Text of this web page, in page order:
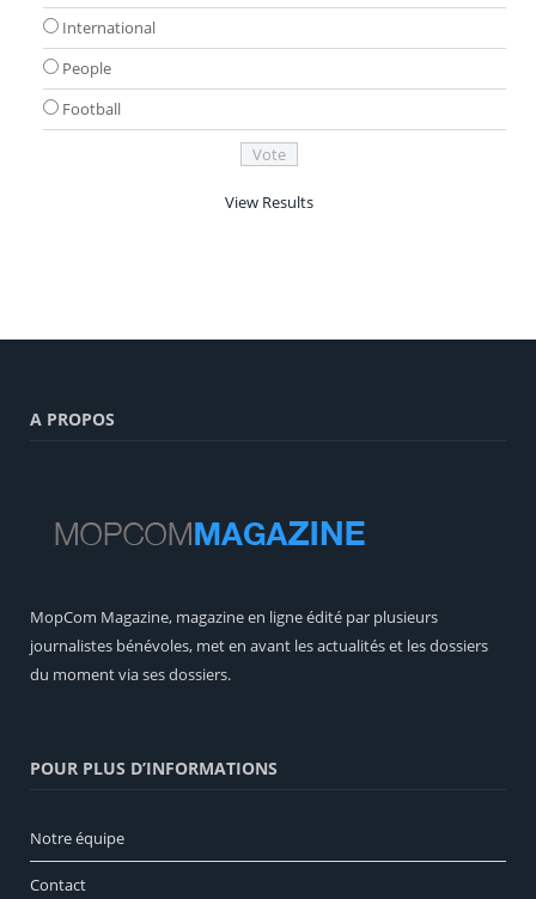
International
People
Football
View Results
A PROPOS
MopCom Magazine, magazine en ligne édité par plusieurs
journalistes bénévoles, met en avant les actualités et les dossiers
du moment via ses dossiers.
POUR PLUS D’INFORMATIONS
Notre équipe
Contact